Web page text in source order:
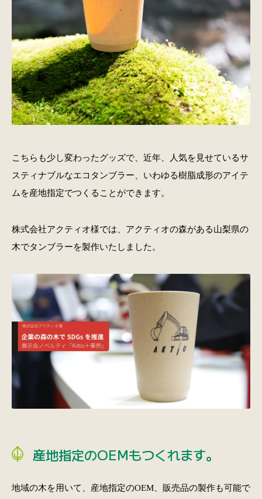
こちらも少し変わったグッズで、近年、人気を見せているサ
スティナブルなエコタンブラー、いわゆる樹脂成形のアイテ
ムを産地指定でつくることができます。
株式会社アクティオ様では、アクティオの森がある山梨県の
木でタンブラーを製作いたしました。
産地指定のOEMもつくれます。
地域の木を用いて、産地指定のOEM、販売品の製作も可能で